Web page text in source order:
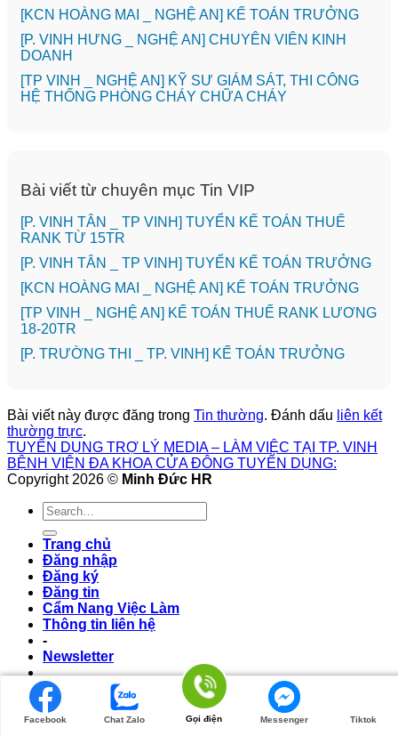
️[KCN HOÀNG MAI _ NGHỆ AN] KẾ TOÁN TRƯỞNG
️[P. VINH HƯNG _ NGHỆ AN] CHUYÊN VIÊN KINH
DOANH
[TP VINH _ NGHỆ AN] KỸ SƯ GIÁM SÁT, THI CÔNG
HỆ THỐNG PHÒNG CHÁY CHỮA CHÁY
Bài viết từ chuyên mục Tin VIP
[P. VINH TÂN _ TP VINH] TUYỂN KẾ TOÁN THUẾ
RANK TỪ 15TR
[P. VINH TÂN _ TP VINH] TUYỂN KẾ TOÁN TRƯỞNG
️[KCN HOÀNG MAI _ NGHỆ AN] KẾ TOÁN TRƯỞNG
[TP VINH _ NGHỆ AN] KẾ TOÁN THUẾ RANK LƯƠNG
18-20TR
️[P. TRƯỜNG THI _ TP. VINH] KẾ TOÁN TRƯỞNG
Bài viết này được đăng trong Tin thường. Đánh dấu liên kết
thường trực.
TUYỂN DỤNG TRỢ LÝ MEDIA – LÀM VIỆC TẠI TP. VINH
BỆNH VIỆN ĐA KHOA CỬA ĐÔNG TUYỂN DỤNG:
Copyright 2026 © Minh Đức HR
Trang chủ
Đăng nhập
Đăng ký
Đăng tin
Cẩm Nang Việc Làm
Thông tin liên hệ
-
Newsletter
Login/Logout
Facebook Chat Zalo Gọi điện Messenger Tiktok
Login/Logout